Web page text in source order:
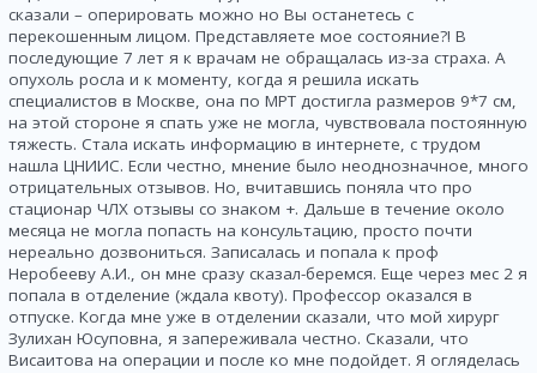
сказали – оперировать можно но Вы останетесь с
перекошенным лицом. Представляете мое состояние?! В
последующие 7 лет я к врачам не обращалась из-за страха. А
опухоль росла и к моменту, когда я решила искать
специалистов в Москве, она по МРТ достигла размеров 9*7 см,
на этой стороне я спать уже не могла, чувствовала постоянную
тяжесть. Стала искать информацию в интернете, с трудом
нашла ЦНИИС. Если честно, мнение было неоднозначное, много
отрицательных отзывов. Но, вчитавшись поняла что про
стационар ЧЛХ отзывы со знаком +. Дальше в течение около
месяца не могла попасть на консультацию, просто почти
нереально дозвониться. Записалась и попала к проф
Неробееву А.И., он мне сразу сказал-беремся. Еще через мес 2 я
попала в отделение (ждала квоту). Профессор оказался в
отпуске. Когда мне уже в отделении сказали, что мой хирург
Зулихан Юсуповна, я запереживала честно. Сказали, что
Висаитова на операции и после ко мне подойдет. Я огляделась